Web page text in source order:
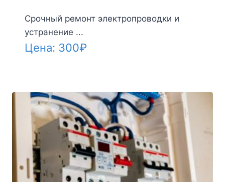
Срочный ремонт электропроводки и
устранение ...
Цена: 300₽